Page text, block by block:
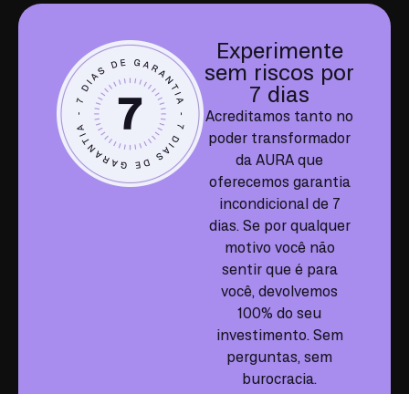
Experimente
sem riscos por
7 dias
Acreditamos tanto no
poder transformador
da AURA que
oferecemos garantia
incondicional de 7
dias. Se por qualquer
motivo você não
sentir que é para
você, devolvemos
100% do seu
investimento. Sem
perguntas, sem
burocracia.